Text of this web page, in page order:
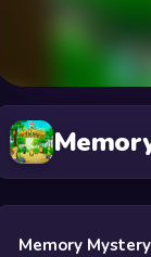
Memory